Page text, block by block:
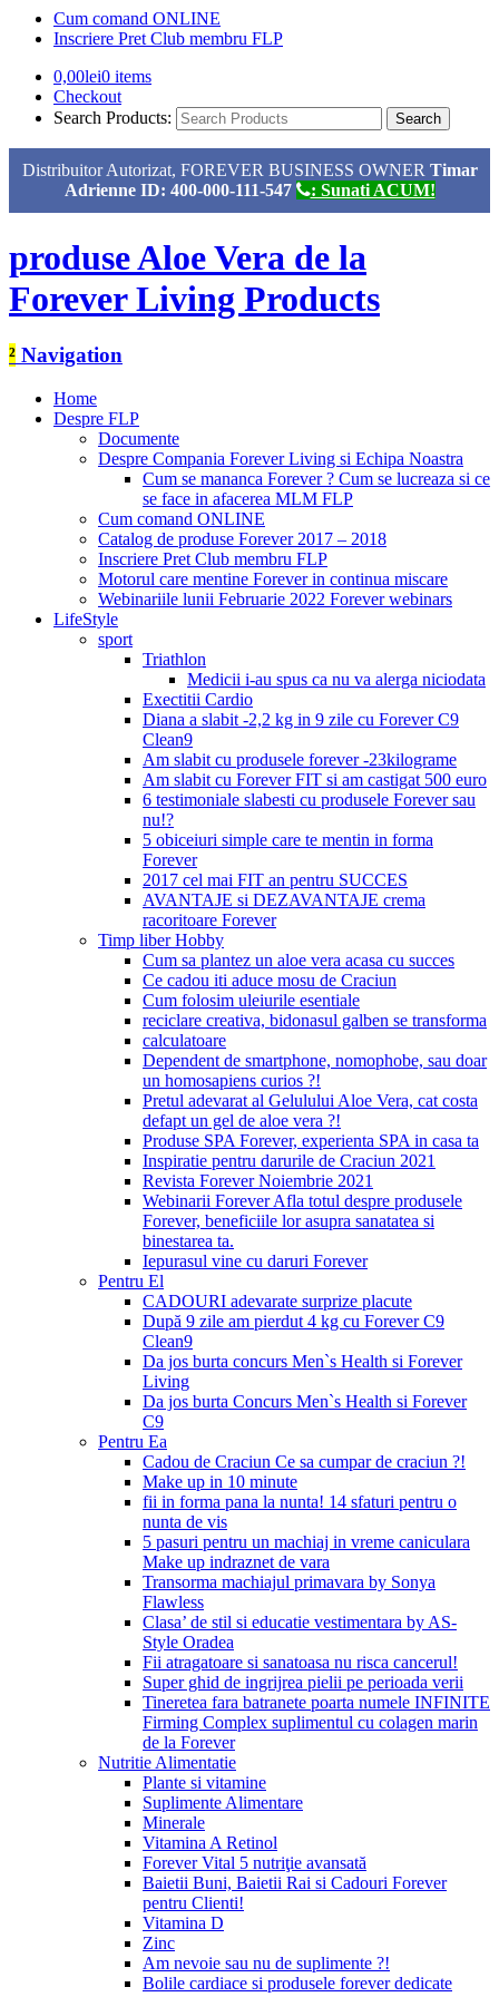
Cum comand ONLINE
Inscriere Pret Club membru FLP
0,00lei0 items
Checkout
Search Products:
Distribuitor Autorizat, FOREVER BUSINESS OWNER Timar
Adrienne ID: 400-000-111-547
: Sunati ACUM!
produse Aloe Vera de la
Forever Living Products
² Navigation
Home
Despre FLP
Documente
Despre Compania Forever Living si Echipa Noastra
Cum se mananca Forever ? Cum se lucreaza si ce
se face in afacerea MLM FLP
Cum comand ONLINE
Catalog de produse Forever 2017 – 2018
Inscriere Pret Club membru FLP
Motorul care mentine Forever in continua miscare
Webinariile lunii Februarie 2022 Forever webinars
LifeStyle
sport
Triathlon
Medicii i-au spus ca nu va alerga niciodata
Exectitii Cardio
Diana a slabit -2,2 kg in 9 zile cu Forever C9
Clean9
Am slabit cu produsele forever -23kilograme
Am slabit cu Forever FIT si am castigat 500 euro
6 testimoniale slabesti cu produsele Forever sau
nu!?
5 obiceiuri simple care te mentin in forma
Forever
2017 cel mai FIT an pentru SUCCES
AVANTAJE si DEZAVANTAJE crema
racoritoare Forever
Timp liber Hobby
Cum sa plantez un aloe vera acasa cu succes
Ce cadou iti aduce mosu de Craciun
Cum folosim uleiurile esentiale
reciclare creativa, bidonasul galben se transforma
calculatoare
Dependent de smartphone, nomophobe, sau doar
un homosapiens curios ?!
Pretul adevarat al Gelulului Aloe Vera, cat costa
defapt un gel de aloe vera ?!
Produse SPA Forever, experienta SPA in casa ta
Inspiratie pentru darurile de Craciun 2021
Revista Forever Noiembrie 2021
Webinarii Forever Afla totul despre produsele
Forever, beneficiile lor asupra sanatatea si
binestarea ta.
Iepurasul vine cu daruri Forever
Pentru El
CADOURI adevarate surprize placute
După 9 zile am pierdut 4 kg cu Forever C9
Clean9
Da jos burta concurs Men`s Health si Forever
Living
Da jos burta Concurs Men`s Health si Forever
C9
Pentru Ea
Cadou de Craciun Ce sa cumpar de craciun ?!
Make up in 10 minute
fii in forma pana la nunta! 14 sfaturi pentru o
nunta de vis
5 pasuri pentru un machiaj in vreme caniculara
Make up indraznet de vara
Transorma machiajul primavara by Sonya
Flawless
Clasa’ de stil si educatie vestimentara by AS-
Style Oradea
Fii atragatoare si sanatoasa nu risca cancerul!
Super ghid de ingrijrea pielii pe perioada verii
Tineretea fara batranete poarta numele INFINITE
Firming Complex suplimentul cu colagen marin
de la Forever
Nutritie Alimentatie
Plante si vitamine
Suplimente Alimentare
Minerale
Vitamina A Retinol
Forever Vital 5 nutriţie avansată
Baietii Buni, Baietii Rai si Cadouri Forever
pentru Clienti!
Vitamina D
Zinc
Am nevoie sau nu de suplimente ?!
Bolile cardiace si produsele forever dedicate